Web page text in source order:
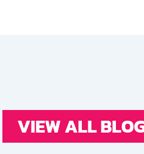
VIEW ALL